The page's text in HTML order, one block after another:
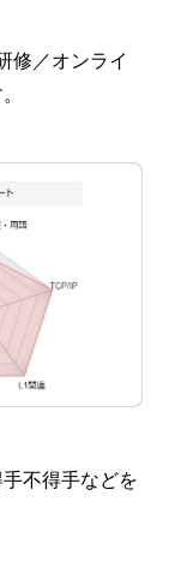
修／オンライ
不得手などを